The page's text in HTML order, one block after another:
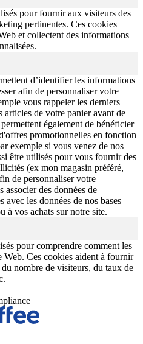
pour fournir aux visiteurs des
pertinentes. Ces cookies
et collectent des informations
d’identifier les informations
afin de personnaliser votre
vous rappeler les derniers
articles de votre panier avant de
également de bénéficier
promotionnelles en fonction
exemple si vous venez de nos
être utilisés pour vous fournir des
(ex mon magasin préféré,
de personnaliser votre
associer des données de
les données de nos bases
à vos achats sur notre site.
pour comprendre comment les
Web. Ces cookies aident à fournir
nombre de visiteurs, du taux de